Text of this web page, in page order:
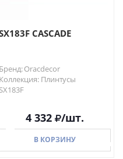
CASCADE
Бренд: Oracdecor
Коллекция: Плинтусы
SX183F
4 332 /шт.
В КОРЗИНУ